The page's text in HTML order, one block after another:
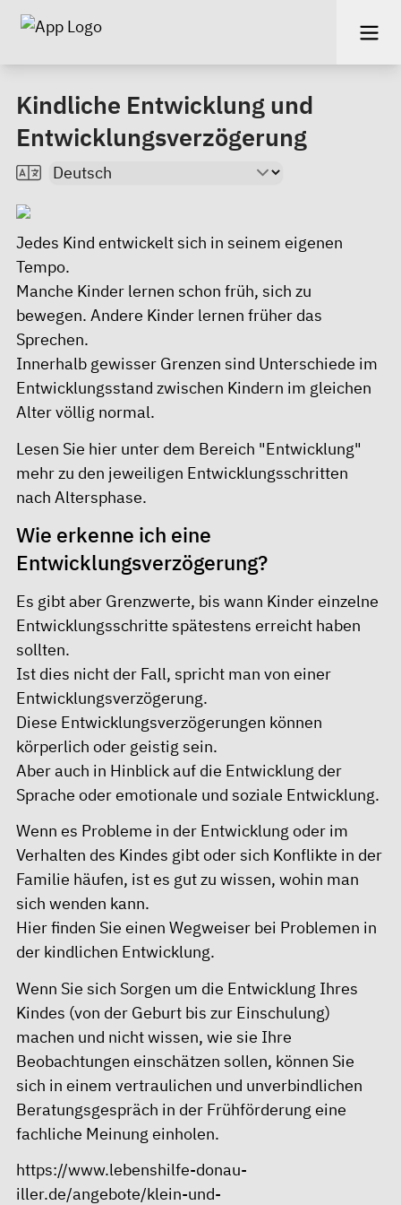
Kindliche Entwicklung und
Entwicklungsverzögerung
Jedes Kind entwickelt sich in seinem eigenen
Tempo.
Manche Kinder lernen schon früh, sich zu
bewegen. Andere Kinder lernen früher das
Sprechen.
Innerhalb gewisser Grenzen sind Unterschiede im
Entwicklungsstand zwischen Kindern im gleichen
Alter völlig normal.
Lesen Sie hier unter dem Bereich "Entwicklung"
mehr zu den jeweiligen Entwicklungsschritten
nach Altersphase.
Wie erkenne ich eine
Entwicklungsverzögerung?
Es gibt aber Grenzwerte, bis wann Kinder einzelne
Entwicklungsschritte spätestens erreicht haben
sollten.
Ist dies nicht der Fall, spricht man von einer
Entwicklungsverzögerung.
Diese Entwicklungsverzögerungen können
körperlich oder geistig sein.
Aber auch in Hinblick auf die Entwicklung der
Sprache oder emotionale und soziale Entwicklung.
Wenn es Probleme in der Entwicklung oder im
Verhalten des Kindes gibt oder sich Konflikte in der
Familie häufen, ist es gut zu wissen, wohin man
sich wenden kann.
Hierfinden Sie einen Wegweiser bei Problemen in
der kindlichen Entwicklung.
Wenn Sie sich Sorgen um die Entwicklung Ihres
Kindes (von der Geburt bis zur Einschulung)
machen und nicht wissen, wie sie Ihre
Beobachtungen einschätzen sollen, können Sie
sich in einem vertraulichen und unverbindlichen
Beratungsgespräch in der Frühförderung eine
fachliche Meinung einholen.
https://www.lebenshilfe-donau-
iller.de/angebote/klein-und-